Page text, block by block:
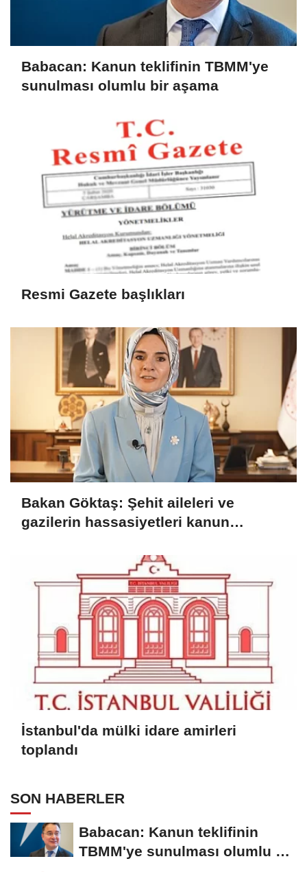
Babacan: Kanun teklifinin TBMM'ye
sunulması olumlu bir aşama
Resmi Gazete başlıkları
Bakan Göktaş: Şehit aileleri ve
gazilerin hassasiyetleri kanun
İstanbul'da mülki idare amirleri
toplandı
SON HABERLER
Babacan: Kanun teklifinin
TBMM'ye sunulması olumlu bir